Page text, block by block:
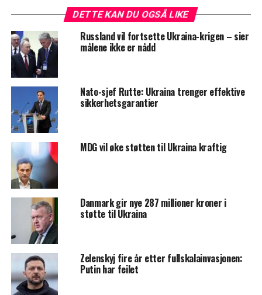
DETTE KAN DU OGSÅ LIKE
Russland vil fortsette Ukraina-krigen – sier
målene ikke er nådd
Nato-sjef Rutte: Ukraina trenger effektive
sikkerhetsgarantier
MDG vil øke støtten til Ukraina kraftig
Danmark gir nye 287 millioner kroner i
støtte til Ukraina
Zelenskyj fire år etter fullskalainvasjonen:
Putin har feilet